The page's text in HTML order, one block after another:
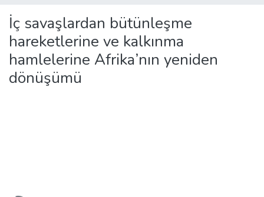
İç savaşlardan bütünleşme
hareketlerine ve kalkınma
hamlelerine Afrika’nın yeniden
dönüşümü